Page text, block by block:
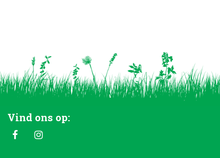
Vind ons op: